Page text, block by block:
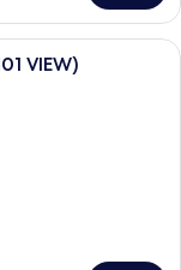
hotelværelse med et
VIEW)